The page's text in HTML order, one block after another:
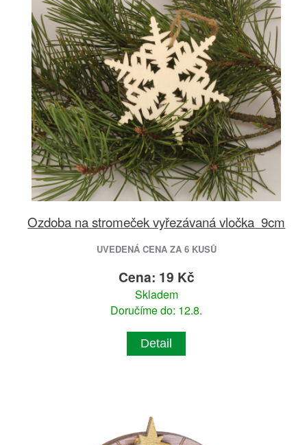
Ozdoba na stromeček vyřezávaná vločka 9cm
UVEDENÁ CENA ZA 6 KUSŮ
Cena: 19 Kč
Skladem
Doručíme do: 12.8.
Detail